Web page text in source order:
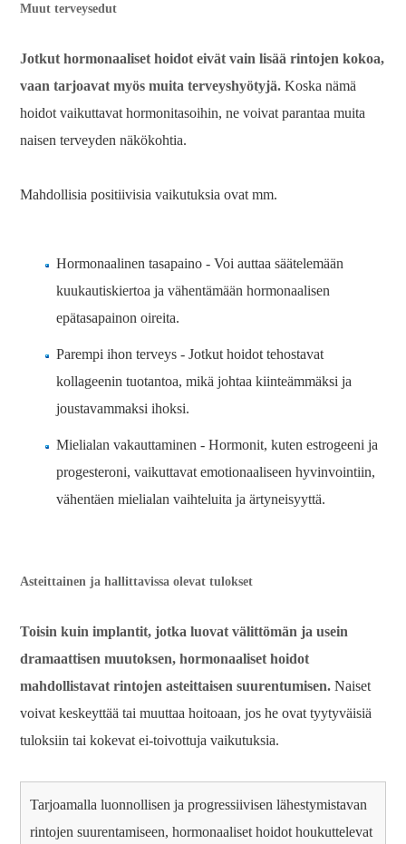
Muut terveysedut
Jotkut hormonaaliset hoidot eivät vain lisää rintojen kokoa,
vaan tarjoavat myös muita terveyshyötyjä. Koska nämä
hoidot vaikuttavat hormonitasoihin, ne voivat parantaa muita
naisen terveyden näkökohtia.
Mahdollisia positiivisia vaikutuksia ovat mm.
Hormonaalinen tasapaino - Voi auttaa säätelemään
kuukautiskiertoa ja vähentämään hormonaalisen
epätasapainon oireita.
Parempi ihon terveys - Jotkut hoidot tehostavat
kollageenin tuotantoa, mikä johtaa kiinteämmäksi ja
joustavammaksi ihoksi.
Mielialan vakauttaminen - Hormonit, kuten estrogeeni ja
progesteroni, vaikuttavat emotionaaliseen hyvinvointiin,
vähentäen mielialan vaihteluita ja ärtyneisyyttä.
Asteittainen ja hallittavissa olevat tulokset
Toisin kuin implantit, jotka luovat välittömän ja usein
dramaattisen muutoksen, hormonaaliset hoidot
mahdollistavat rintojen asteittaisen suurentumisen. Naiset
voivat keskeyttää tai muuttaa hoitoaan, jos he ovat tyytyväisiä
tuloksiin tai kokevat ei-toivottuja vaikutuksia.
Tarjoamalla luonnollisen ja progressiivisen lähestymistavan
rintojen suurentamiseen, hormonaaliset hoidot houkuttelevat